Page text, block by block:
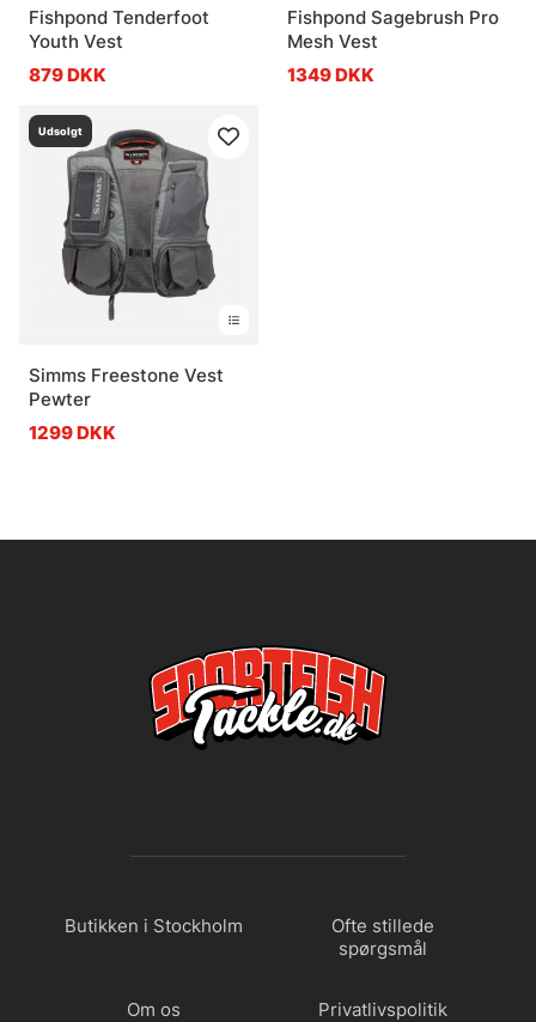
Fishpond Tenderfoot
Youth Vest
879 DKK
Fishpond Sagebrush Pro
Mesh Vest
1349 DKK
Udsolgt
Simms Freestone Vest
Pewter
1299 DKK
Butikken i Stockholm
Ofte stillede
spørgsmål
Om os Privatlivspolitik